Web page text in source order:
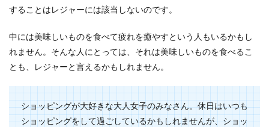
することはレジャーには該当しないのです。
中には美味しいものを食べて疲れを癒やすという人もいるかもし
れません。そんな人にとっては、それは美味しいものを食べるこ
とも、レジャーと言えるかもしれません。
ショッピングが大好きな大人女子のみなさん。休日はいつも
ショッピングをして過ごしているかもしれませんが、ショッ